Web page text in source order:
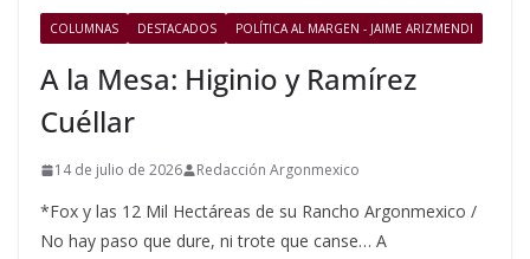
COLUMNAS DESTACADOS POLÍTICA AL MARGEN - JAIME ARIZMENDI
A la Mesa: Higinio y Ramírez
Cuéllar
14 de julio de 2026 Redacción Argonmexico
*Fox y las 12 Mil Hectáreas de su Rancho Argonmexico /
No hay paso que dure, ni trote que canse… A